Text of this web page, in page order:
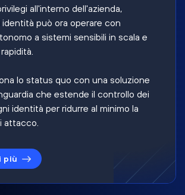
all'interno dell'azienda,
può ora operare con
a sistemi sensibili in scala e
lo status quo con una soluzione
che estende il controllo dei
identità per ridurre al minimo la
attacco.
più